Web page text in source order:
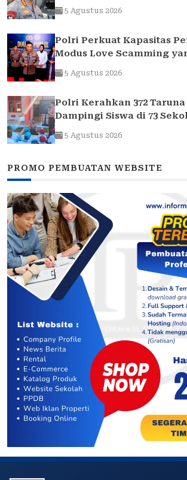
5 Agustus 2026
Polri Perkuat Kapasitas
Modus Love Scamming
Kompleks
5 Agustus 2026
Polri Kerahkan 372
Dampingi Siswa di 73
Bersama Taruna Akademi
5 Agustus 2026
PROMO PEMBUATAN WEBSITE